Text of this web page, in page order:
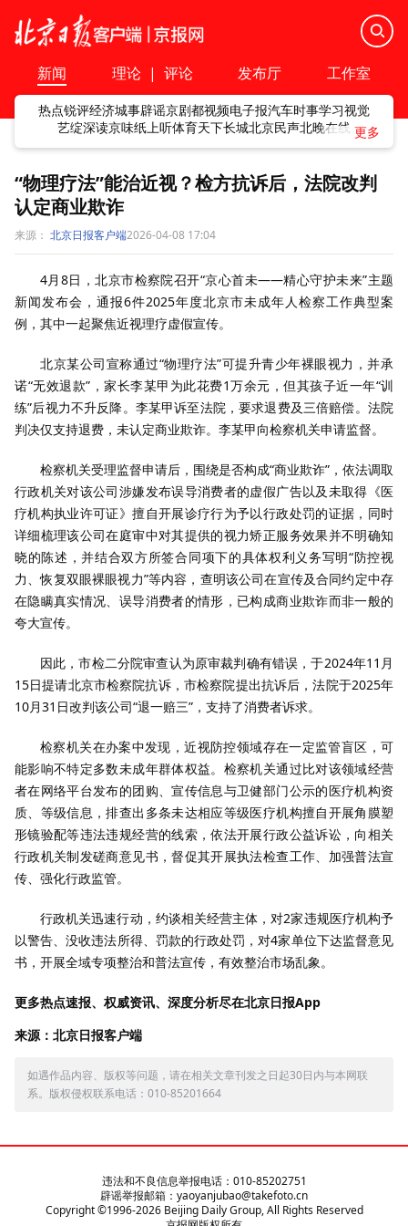
新闻 理论 | 评论 发布厅 工作室
热点锐评经济城事辟谣京剧都视频电子报汽车时事学习视觉
艺绽深读京味纸上听体育天下长城北京民声北晚在线
“物理疗法”能治近视？检方抗诉后，法院改判
认定商业欺诈
来源： 北京日报客户端2026-04-08 17:04
4月 8日，北京市检察院召开“京心首未——精心守护未来”主题
新闻发布会，通报6件2025年度北京市未成年人检察工作典型案
例，其中一起聚焦近视理疗虚假宣传。
北京某公司宣称通过“物理疗法”可提升青少年裸眼视力，并承
诺“无效退款” ，家长李某甲为此花费1万余元，但其孩子近一年“训
练”后视力不升反降。李某甲诉至法院，要求退费及三倍赔偿。法院
判决仅支持退费，未认定商业欺诈。李某甲向检察机关申请监督。
检察机关受理监督申请后，围绕是否构成“商业欺诈” ，依法调取
行政机关对该公司涉嫌发布误导消费者的虚假广告以及未取得《医
疗机构执业许可证》擅自开展诊疗行为予以行政处罚的证据，同时
详细梳理该公司在庭审中对其提供的视力矫正服务效果并不明确知
晓的陈述，并结合双方所签合同项下的具体权利义务写明“防控视
力、恢复双眼裸眼视力”等内容，查明该公司在宣传及合同约定中存
在隐瞒真实情况、误导消费者的情形，已构成商业欺诈而非一般的
夸大宣传。
因此，市检二分院审查认为原审裁判确有错误，于2024年11 月
15日提请北京市检察院抗诉，市检察院提出抗诉后，法院于2025年
10月31 日改判该公司“退一赔三”，支持了消费者诉求。
检察机关在办案中发现，近视防控领域存在一定监管盲区，可
能影响不特定多数未成年群体权益。检察机关通过比对该领域经营
者在网络平台发布的团购、宣传信息与卫健部门公示的医疗机构资
质、等级信息，排查出多条未达相应等级医疗机构擅自开展角膜塑
形镜验配等违法违规经营的线索，依法开展行政公益诉讼，向相关
行政机关制发磋商意见书，督促其开展执法检查工作、加强普法宣
传、强化行政监管。
行政机关迅速行动，约谈相关经营主体，对2家违规医疗机构予
以警告、没收违法所得、罚款的行政处罚，对4家单位下达监督意见
书，开展全域专项整治和普法宣传，有效整治市场乱象。
更多热点速报、权威资讯、深度分析尽在北京日报App
来源：北京日报客户端
如遇作品内容、版权等问题，请在相关文章刊发之日起30日内与本网联
系。版权侵权联系电话：010-85201664
违法和不良信息举报电话：010-85202751
辟谣举报邮箱：yaoyanjubao@takefoto.cn
Copyright ©1996-2026Beijing Daily Group, All Rights Reserved